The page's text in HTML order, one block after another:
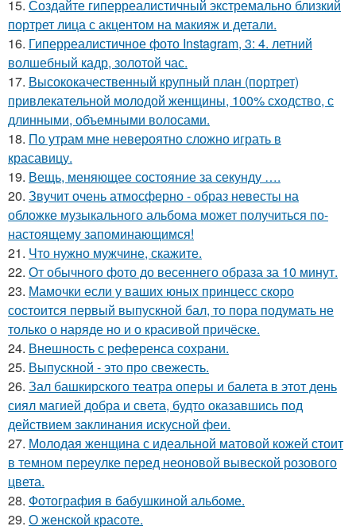
15. Создайте гиперреалистичный экстремально близкий
портрет лица с акцентом на макияж и детали.
16. Гиперреалистичное фото Instagram, 3: 4. летний
волшебный кадр, золотой час.
17. Высококачественный крупный план (портрет)
привлекательной молодой женщины, 100% сходство, с
длинными, объемными волосами.
18. По утрам мне невероятно сложно играть в
красавицу.
19. Вещь, меняющее состояние за секунду ….
20. Звучит очень атмосферно - образ невесты на
обложке музыкального альбома может получиться по-
настоящему запоминающимся!
21. Что нужно мужчине, скажите.
22. От обычного фото до весеннего образа за 10 минут.
23. Мамочки если у ваших юных принцесс скоро
состоится первый выпускной бал, то пора подумать не
только о наряде но и о красивой причёске.
24. Внешность с референса сохрани.
25. Выпускной - это про свежесть.
26. Зал башкирского театра оперы и балета в этот день
сиял магией добра и света, будто оказавшись под
действием заклинания искусной феи.
27. Молодая женщина с идеальной матовой кожей стоит
в темном переулке перед неоновой вывеской розового
цвета.
28. Фотография в бабушкиной альбоме.
29. О женской красоте.